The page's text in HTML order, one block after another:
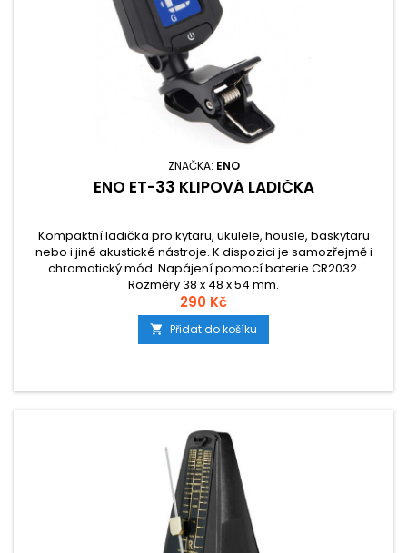
ZNAČKA: ENO
ENO ET-33 KLIPOVÁ LADIČKA
Kompaktní ladička pro kytaru, ukulele, housle, baskytaru
nebo i jiné akustické nástroje. K dispozici je samozřejmě i
chromatický mód. Napájení pomocí baterie CR2032.
Rozměry 38 x 48 x 54 mm.
290 Kč
 Přidat do košíku